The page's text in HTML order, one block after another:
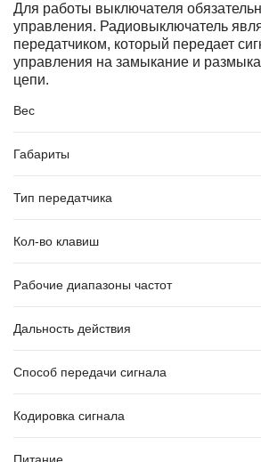
Для работы выключателя
управления. Радиовыключатель
передатчиком, который передает
управления на замыкание и
цепи.
Вес
Габариты
Тип передатчика
Кол-во клавиш
Рабочие диапазоны частот
Дальность действия
Способ передачи сигнала
Кодировка сигнала